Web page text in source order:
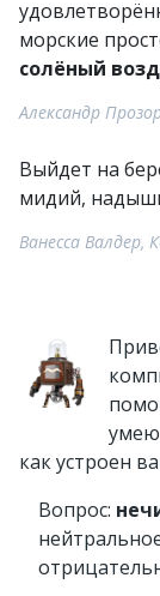
морские
солёный
Александр
Выйдет на
мидий,
Ванесса Валдер,
умею
как устроен
Вопрос: